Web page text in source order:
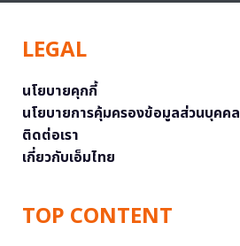
LEGAL
นโยบายคุกกี้
นโยบายการคุ้มครองข้อมูลส่วนบุคคล
ติดต่อเรา
เกี่ยวกับเอ็มไทย
TOP CONTENT